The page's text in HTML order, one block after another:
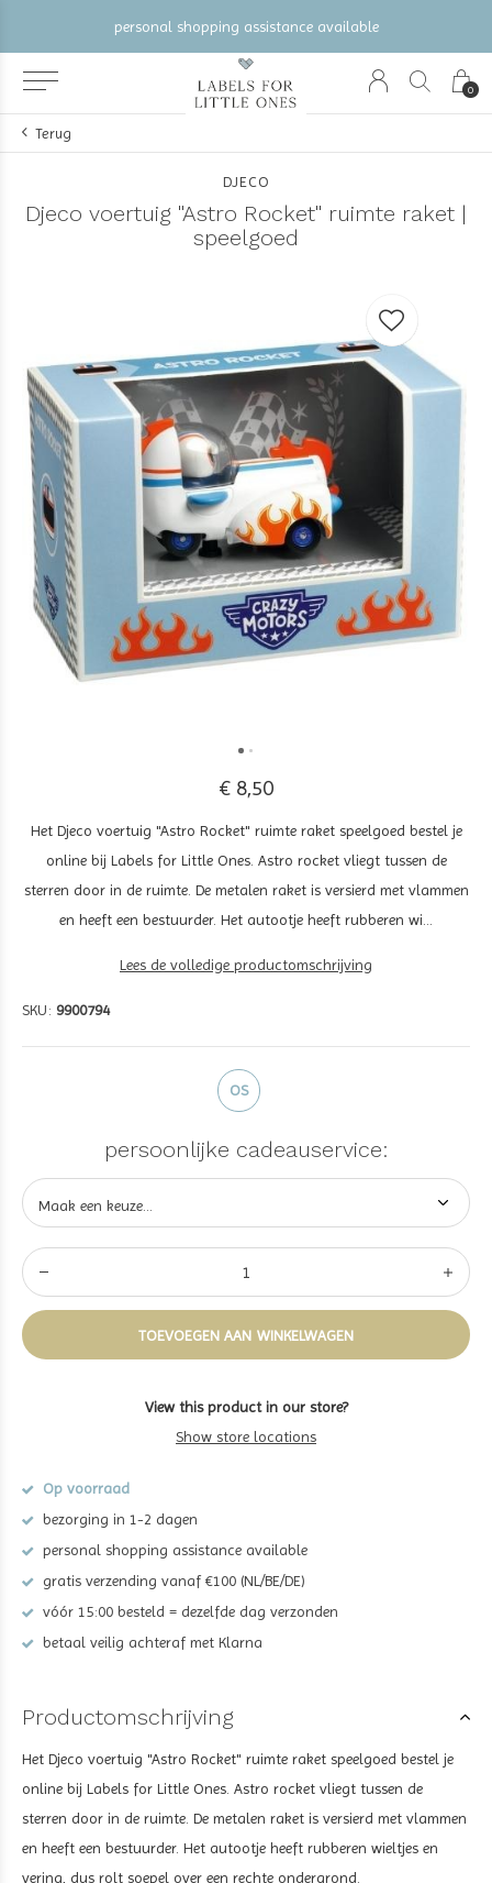
0
personal shopping assistance available
Terug
DJECO
Djeco voertuig "Astro Rocket" ruimte raket |
speelgoed
€ 8,50
Het Djeco voertuig "Astro Rocket" ruimte raket speelgoed bestel je
online bij Labels for Little Ones. Astro rocket vliegt tussen de
sterren door in de ruimte. De metalen raket is versierd met vlammen
en heeft een bestuurder. Het autootje heeft rubberen wi...
Lees de volledige productomschrijving
SKU: 9900794
OS
persoonlijke cadeauservice:
TOEVOEGEN AAN WINKELWAGEN
View this product in our store?
Show store locations
Op voorraad
bezorging in 1-2 dagen
personal shopping assistance available
gratis verzending vanaf €100 (NL/BE/DE)
vóór 15:00 besteld = dezelfde dag verzonden
betaal veilig achteraf met Klarna
Productomschrijving
Het Djeco voertuig "Astro Rocket" ruimte raket speelgoed bestel je
online bij Labels for Little Ones. Astro rocket vliegt tussen de
sterren door in de ruimte. De metalen raket is versierd met vlammen
en heeft een bestuurder. Het autootje heeft rubberen wieltjes en
vering, dus rolt soepel over een rechte ondergrond.